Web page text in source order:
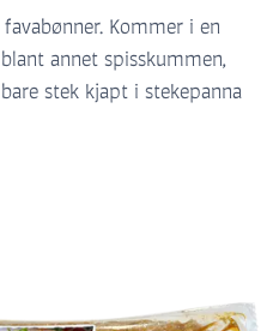
Kommer i en
annet spisskummen,
stek kjapt i stekepanna